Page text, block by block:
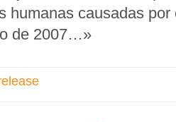
humanas causadas por
de 2007…»